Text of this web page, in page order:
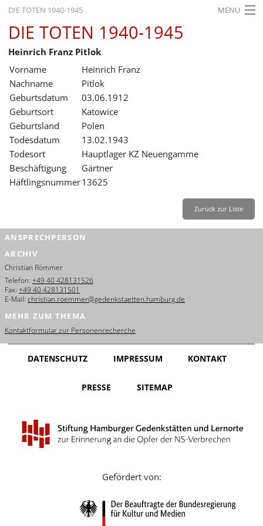
DIE TOTEN 1940-1945 MENU
STARTSEITE
AKTUELLES
AUSSTELLUNGEN
GESCHICHTE
BILDUNG
FORSCHUNG
SERVICE
Français
Dansk
Español
Nederlands
Português
Русский
Leichte Sprache
DIE TOTEN 1940-1945
Heinrich Franz Pitlok
Vorname
Heinrich Franz
Nachname
Pitlok
Geburtsdatum
03.06.1912
Geburtsort
Katowice
Geburtsland
Polen
Todesdatum
13.02.1943
Todesort
Hauptlager KZ Neuengamme
Beschäftigung
Gärtner
Häftlingsnummer13625
Zurück zur Liste
ANSPRECHPERSON
ARCHIV
Christian Römmer
Telefon: +49 40 428131526
Fax: +49 40 428131501
E-Mail: christian.roemmer@gedenkstaetten.hamburg.de
MEHR ZUM THEMA
Kontaktformular zur Personenrecherche
DATENSCHUTZ IMPRESSUM KONTAKT
PRESSE SITEMAP
Gefördert von: